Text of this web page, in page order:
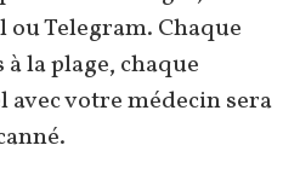
Telegram. Chaque
la plage, chaque
votre médecin sera